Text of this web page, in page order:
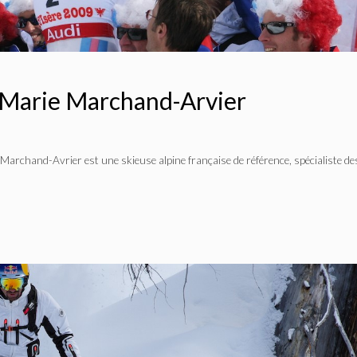
Marchand-Arvier
Avrier est une skieuse alpine française de référence, spécialiste